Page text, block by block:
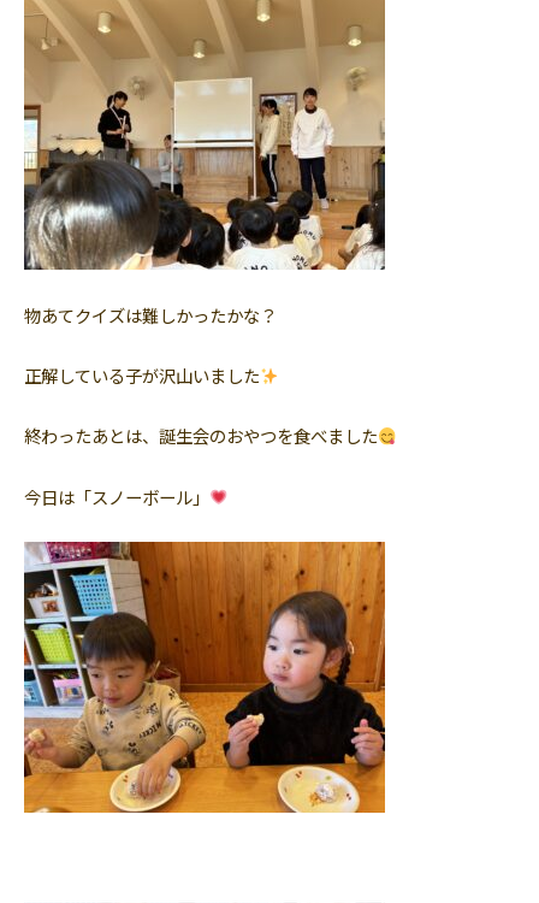
物あてクイズは難しかったかな？
正解している子が沢山いました
終わったあとは、誕生会のおやつを食べました
今日は「スノーボール」